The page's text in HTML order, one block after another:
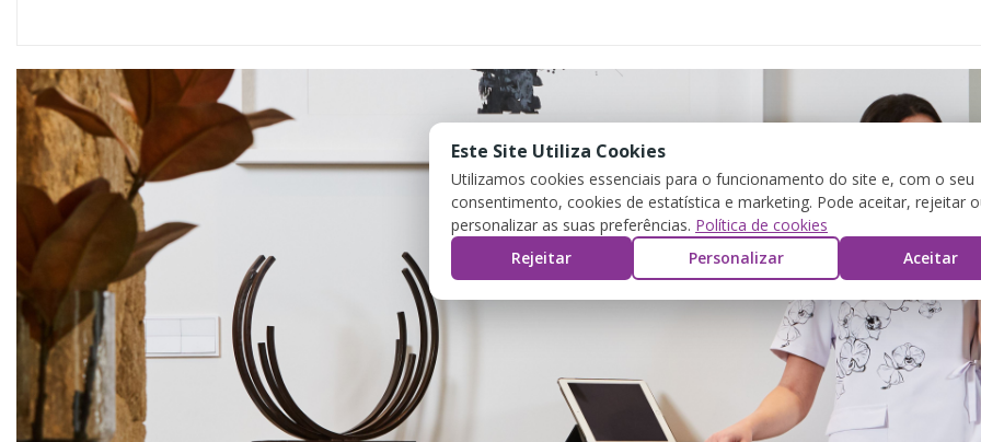
Este Site Utiliza Cookies
Utilizamos cookies essenciais para o funcionamento do site e, com o seu
consentimento, cookies de estatística e marketing. Pode aceitar, rejeitar
personalizar as suas preferências. Política de cookies
Rejeitar
Personalizar Aceitar